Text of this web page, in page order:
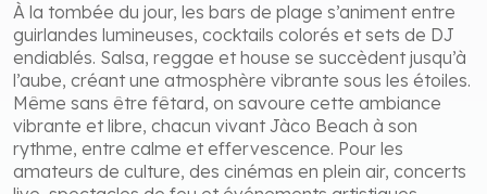
À la tombée du jour, les bars de plage s’animent entre
guirlandes lumineuses, cocktails colorés et sets de DJ
endiablés. Salsa, reggae et house se succèdent jusqu’à
l’aube, créant une atmosphère vibrante sous les étoiles.
Même sans être fêtard, on savoure cette ambiance
vibrante et libre, chacun vivant Jàco Beach à son
rythme, entre calme et effervescence. Pour les
amateurs de culture, des cinémas en plein air, concerts